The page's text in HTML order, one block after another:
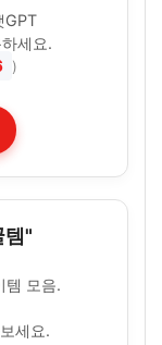
GPT
세요.
)
템"
템 모음.
세요.